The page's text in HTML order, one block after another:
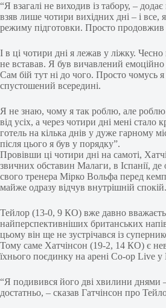
“Я взагалі не виходив із табору, –
взяв лише чотири вихідних дні – і все,
режиму підготовки. Просто продовжив
І в ці чотири дні я лежав у ліжку. Чесно
не вставав. Я був вичавлений
Сам бій тут ні до чого. Просто чомусь
спустошений всередині.
Я не знаю, чому я так роблю, але
від усіх, а через чотири дні мені
готель на кілька днів у дуже гарному
після цього я був у порядку”.
Провівши ці чотири дні на самоті,
звичних обставин Малаги, в Іспанії, де
свого тренера Мірко Вольфа перед
майже одразу відчув внутрішній спокій.
Тейлор (13-0, 9 КО) вже давно
найперспективніших британських
цьому він ще не зустрічався із
Тому саме Хатчінсон (19-2, 14 КО) є
їхнього поєдинку на арені Co-op Live у
“Я подивився його дві хвилини днями
достатньо, – сказав Гатчінсон про